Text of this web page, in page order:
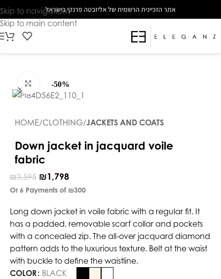
The
beginning
of
web
main
Content
Skip to navigation
Skip to main content
אתר הזכיינית הרשמית של אליזבטה פרנקי בישראל
-50%
Click to enlarge
HOME CLOTHING JACKETS AND COATS
Down jacket in jacquard voile
fabric
₪3,595 ₪1,798
Or 6 Payments of ₪300
Long down jacket in voile fabric with a regular fit. It
has a padded, removable scarf collar and pockets
with a concealed zip. The all-over jacquard diamond
pattern adds to the luxurious texture. Belt at the waist
with buckle to define the waistline.
COLOR BLACK